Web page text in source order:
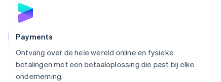
Payments
Ontvang over de hele wereld online en fysieke
betalingen met een betaaloplossing die past bij elke
onderneming.
Polen
English
Português
English
Singapore
English简体中文